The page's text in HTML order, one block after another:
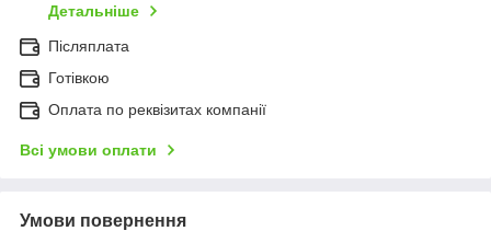
Детальніше
Післяплата
Готівкою
Оплата по реквізитах компанії
Всі умови оплати
Умови повернення